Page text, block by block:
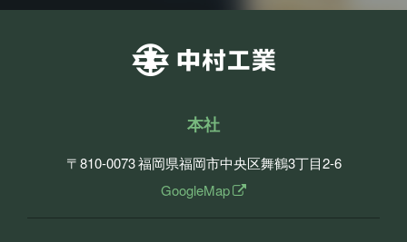
本社
〒810-0073福岡県福岡市中央区舞鶴3丁目2-6
GoogleMap